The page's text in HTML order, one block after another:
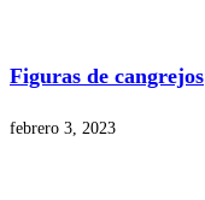
Figuras de cangrejos
febrero 3, 2023